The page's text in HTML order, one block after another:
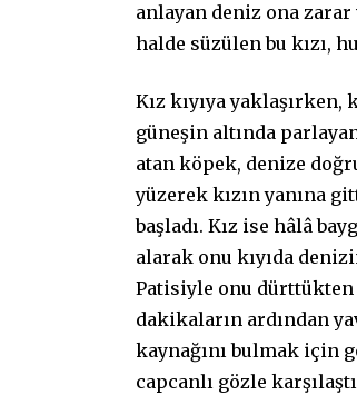
anlayan deniz ona
halde süzülen bu kızı,
Kız kıyıya
güneşin altında
atan köpek, denize
yüzerek kızın yanına
başladı. Kız ise hâlâ
alarak onu kıyıda
Patisiyle onu dürttükten
dakikaların ardından
kaynağını bulmak için
capcanlı gözle